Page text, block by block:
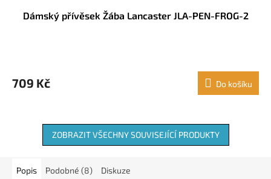
Dámský přívěsek Žába Lancaster JLA-PEN-FROG-2
709 Kč Do košíku
ZOBRAZIT VŠECHNY SOUVISEJÍCÍ PRODUKTY
Popis Podobné (8) Diskuze